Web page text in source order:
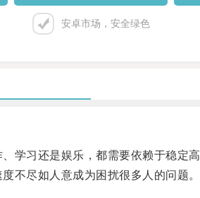
安卓市场，安全绿色
习还是娱乐，都需要依赖于稳定高
尽如人意成为困扰很多人的问题。